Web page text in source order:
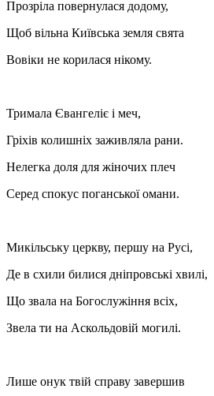
Прозріла повернулася додому,
Щоб вільна Київська земля свята
Вовіки не корилася нікому.
Тримала Євангеліє і меч,
Гріхів колишніх заживляла рани.
Нелегка доля для жіночих плеч
Серед спокус поганської омани.
Микільську церкву, першу на Русі,
Де в схили билися дніпровські хвилі,
Що звала на Богослужіння всіх,
Звела ти на Аскольдовій могилі.
Лише онук твій справу завершив